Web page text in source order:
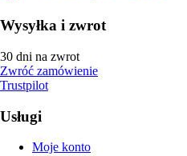
Wysyłka i zwrot
30 dni na zwrot
Zwróć zamówienie
Trustpilot
Usługi
Moje konto